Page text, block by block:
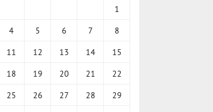
1
4 5 6 7
8
11 12 13 14
15
18 19 20 21
22
25 26 27 28
29